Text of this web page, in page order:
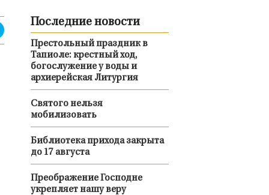
Последние новости
Престольный праздник в
Тапиоле: крестный ход,
богослужение у воды и
архиерейская Литургия
Святого нельзя
мобилизовать
Библиотека прихода закрыта
до 17 августа
Преображение Господне
укрепляет нашу веру